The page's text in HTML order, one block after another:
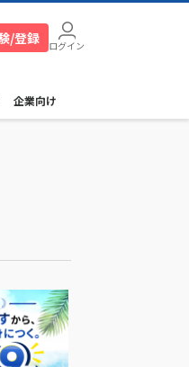
/登録 ログイン
企業向け